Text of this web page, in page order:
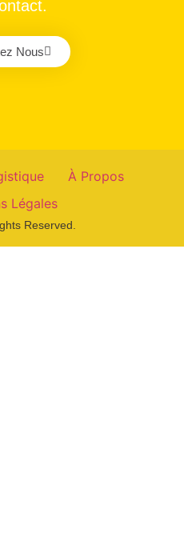
Nous
À Propos
Légales
Reserved.